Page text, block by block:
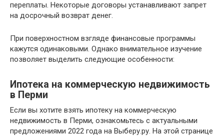
переплаты. Некоторые договоры устанавливают запрет
на досрочный возврат денег.
При поверхностном взгляде финансовые программы
кажутся одинаковыми. Однако внимательное изучение
позволяет выделить следующие особенности:
Ипотека на коммерческую недвижимость
в Перми
Если вы хотите взять ипотеку на коммерческую
недвижимость в Перми, ознакомьтесь с актуальными
предложениями 2022 года на Выберу.ру. На этой странице